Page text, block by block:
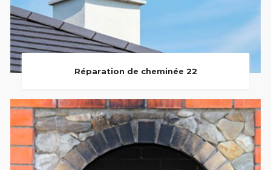
Réparation de cheminée 22